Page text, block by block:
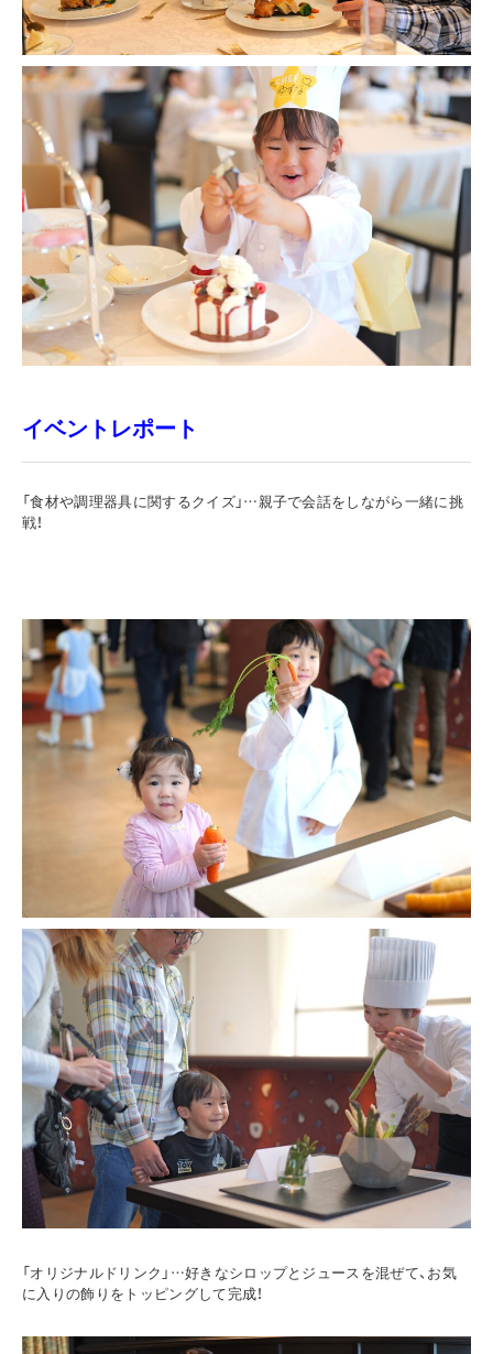
イベントレポート
「食材や調理器具に関するクイズ」…親子で会話をしながら一緒に挑
戦！
「オリジナルドリンク」…好きなシロップとジュースを混ぜて、お気
に入りの飾りをトッピングして完成！